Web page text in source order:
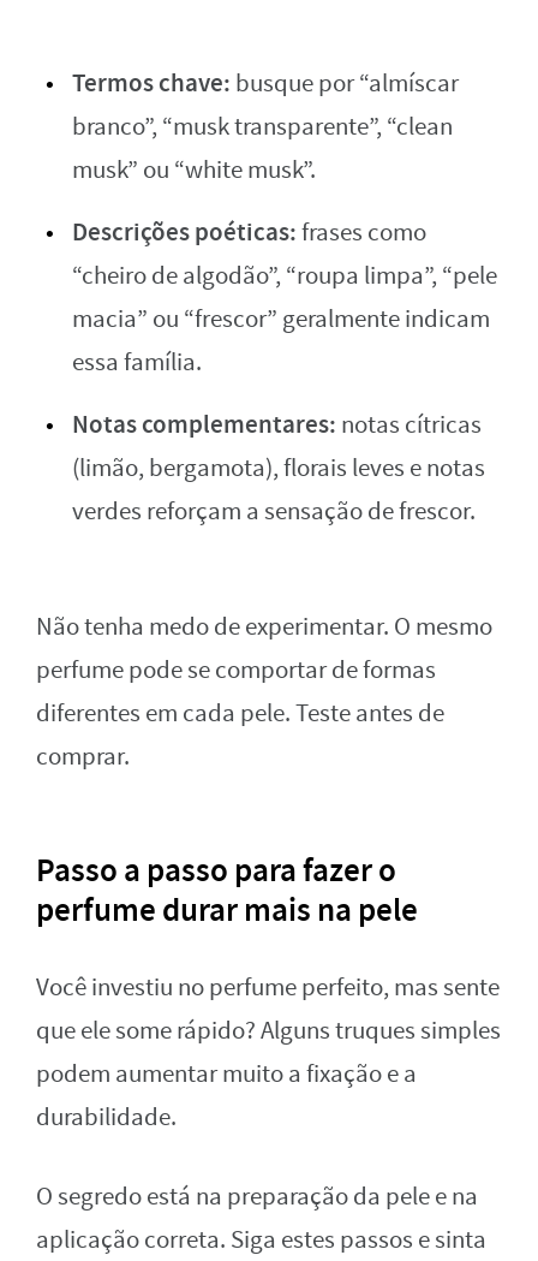
Termos chave: busque por “almíscar
branco”, “musk transparente”, “clean
musk” ou “white musk”.
Descrições poéticas:frases como
“cheiro de algodão”, “roupa limpa”, “pele
macia” ou “frescor” geralmente indicam
essa família.
Notas complementares: notas cítricas
(limão, bergamota), florais leves e notas
verdes reforçam a sensação de frescor.
Não tenha medo de experimentar. O mesmo
perfume pode se comportar de formas
diferentes em cada pele. Teste antes de
comprar.
Passo a passo para fazer o
perfume durar mais na pele
Você investiu no perfume perfeito, mas sente
que ele some rápido? Alguns truques simples
podem aumentar muito a fixação e a
durabilidade.
O segredo está na preparação da pele e na
aplicação correta. Siga estes passos e sinta